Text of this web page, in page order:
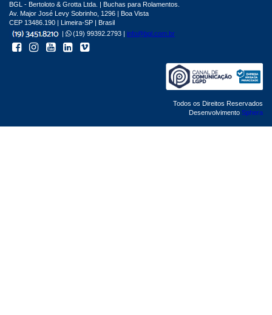
BGL - Bertoloto & Grotta Ltda. | Buchas para Rolamentos.
Av. Major José Levy Sobrinho, 1296 | Boa Vista
CEP 13486.190 | Limeira-SP | Brasil
|
(19) 99392.2793 | info@bgl.com.br
Todos os Direitos Reservados
Desenvolvimento Sphera